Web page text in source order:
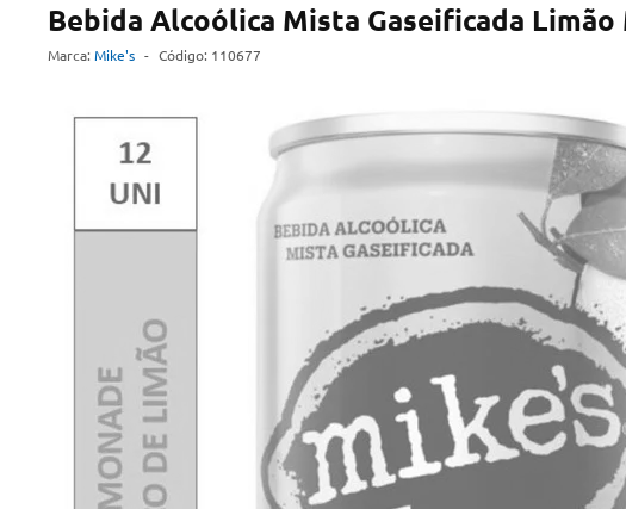
Bebida Alcoólica Mista Gaseificada
Marca: Mike's - Código: 110677